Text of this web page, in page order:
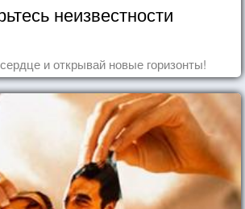
неизвестности
и открывай новые горизонты!